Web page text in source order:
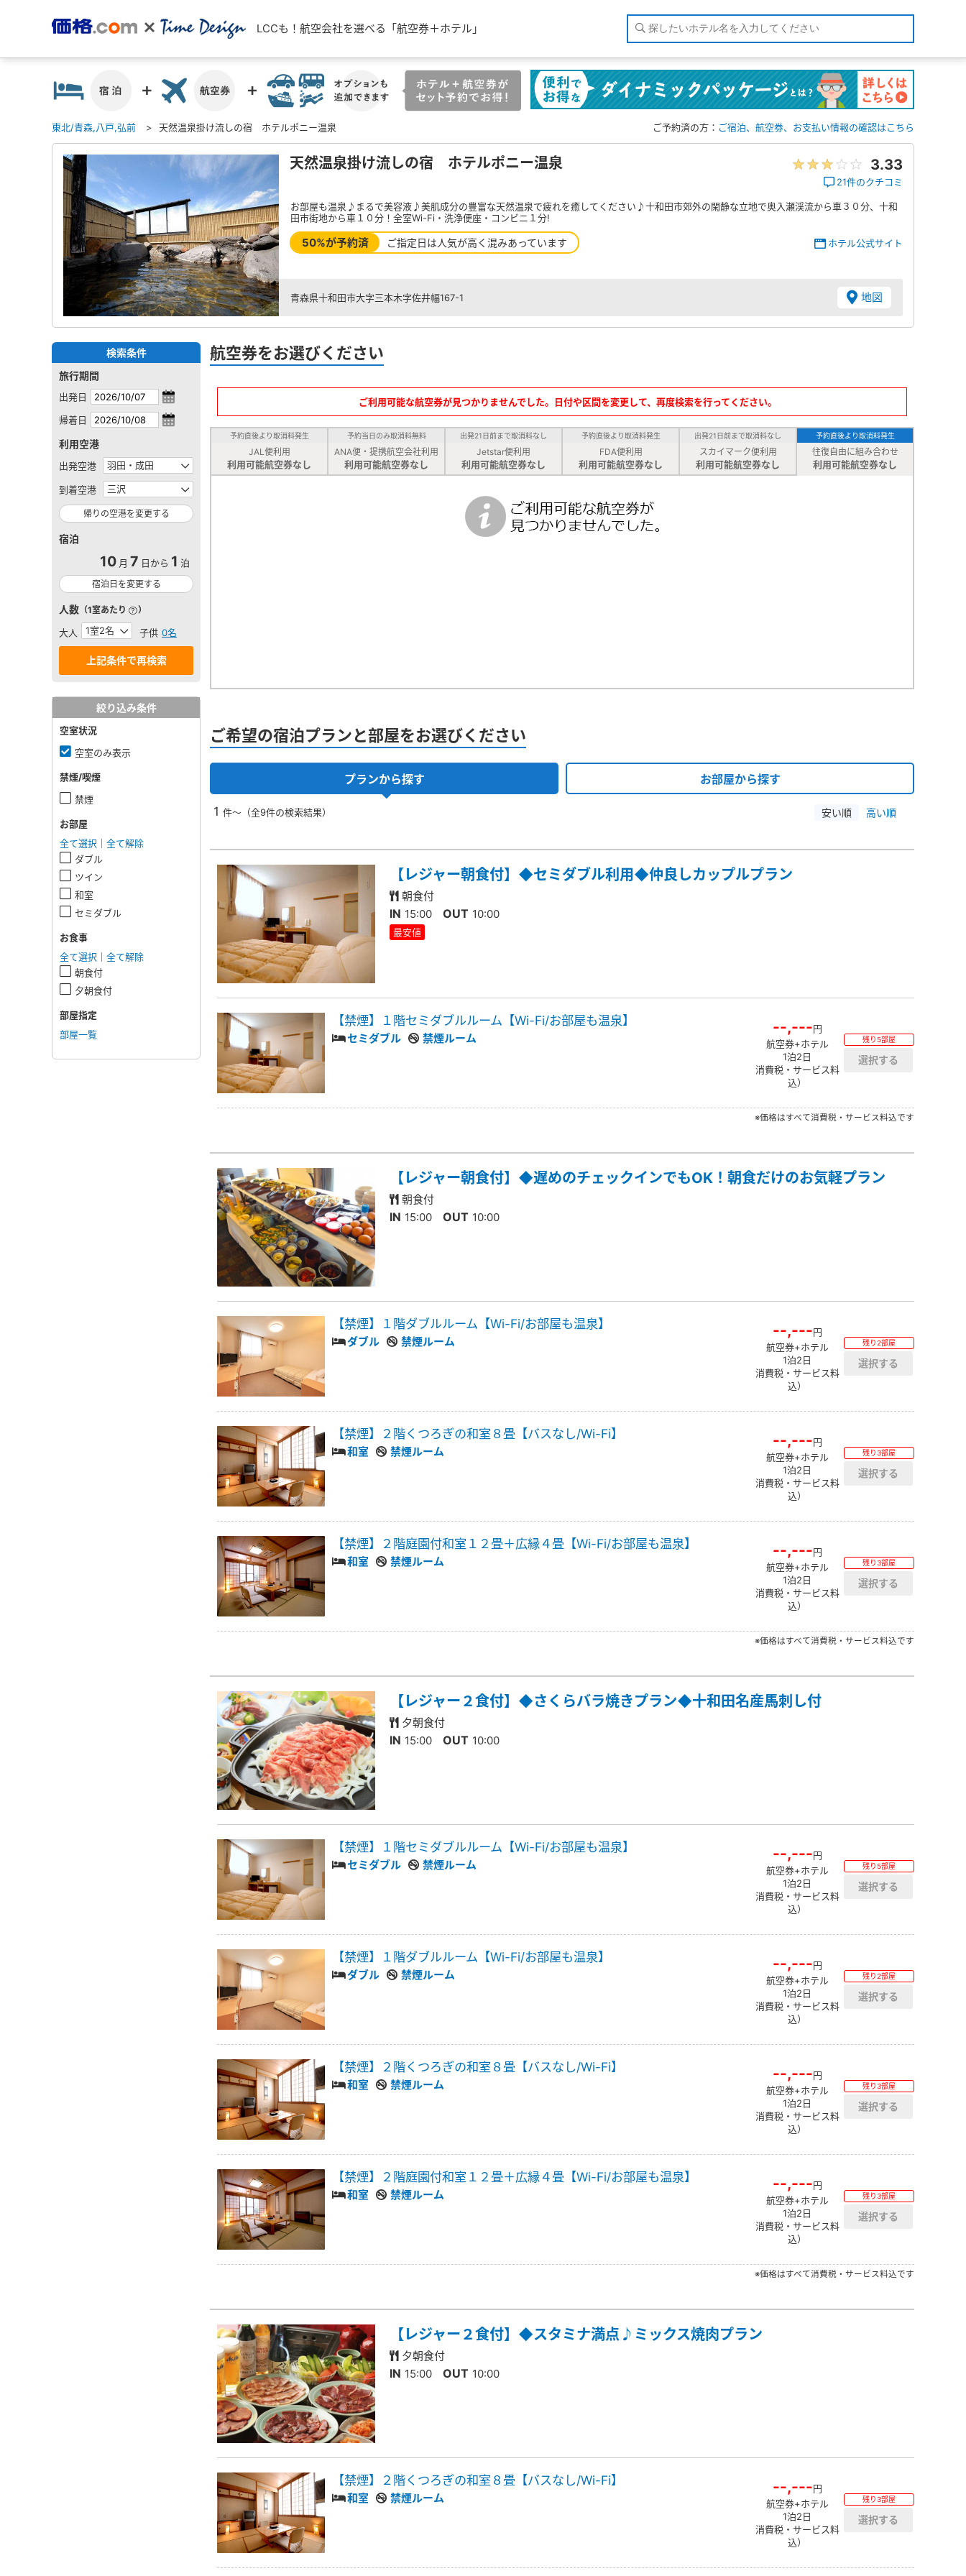
LCCも！航空会社を選べる「航空券＋ホテル」
東北/青森,八戸,弘前 天然温泉掛け流しの宿 ホテルポニー温泉 ご予約済の方： ご宿泊、航空券、お支払い情報の確認はこちら
天然温泉掛け流しの宿 ホテルポニー温泉 3.33
21件のクチコミ
お部屋も温泉♪まるで美容液♪美肌成分の豊富な天然温泉で疲れを癒してください♪十和田市郊外の閑静な立地で奥入瀬渓流から車３０分、十和
田市街地から車１０分！全室Wi-Fi・洗浄便座・コンビニ１分!
ホテル公式サイト
50%が予約済 ご指定日は人気が高く混みあっています
青森県十和田市大字三本木字佐井幅167-1 地図
検索条件
旅行期間
出発日
帰着日
利用空港
出発空港
到着空港
帰りの空港を変更する
宿泊
10 月 7 日から 1 泊
宿泊日を変更する
人数 （1室あたり ）
大人 子供 0名
絞り込み条件
空室状況
空室のみ表示
禁煙/喫煙
禁煙
お部屋
全て選択
全て解除
ダブル
ツイン
和室
セミダブル
お食事
全て選択
全て解除
朝食付
夕朝食付
部屋指定
部屋一覧
航空券をお選びください
ご利用可能な航空券が見つかりませんでした。日付や区間を変更して、再度検索を行ってください。
予約直後より取消料発生
JAL便利用
利用可能航空券なし
予約当日のみ取消料無料
ANA便・提携航空会社利用
利用可能航空券なし
出発21日前まで取消料なし
Jetstar便利用
利用可能航空券なし
予約直後より取消料発生
FDA便利用
利用可能航空券なし
出発21日前まで取消料なし
スカイマーク便利用
利用可能航空券なし
予約直後より取消料発生
往復自由に組み合わせ
利用可能航空券なし
ご希望の宿泊プランと部屋をお選びください
プランから探す お部屋から探す
1 件～（全9件の検索結果） 安い順 高い順
【レジャー朝食付】◆セミダブル利用◆仲良しカップルプラン
朝食付
IN 15:00 OUT 10:00
最安値
【禁煙】１階セミダブルルーム【Wi-Fi/お部屋も温泉】
セミダブル 禁煙ルーム
--,---円
航空券+ホテル
1泊2日
消費税・サービス料
込）
残り5部屋
※価格はすべて消費税・サービス料込です
【レジャー朝食付】◆遅めのチェックインでもOK！朝食だけのお気軽プラン
朝食付
IN 15:00 OUT 10:00
【禁煙】１階ダブルルーム【Wi-Fi/お部屋も温泉】
ダブル 禁煙ルーム
--,---円
航空券+ホテル
1泊2日
消費税・サービス料
込）
残り2部屋
【禁煙】２階くつろぎの和室８畳【バスなし/Wi-Fi】
和室 禁煙ルーム
--,---円
航空券+ホテル
1泊2日
消費税・サービス料
込）
残り3部屋
【禁煙】２階庭園付和室１２畳＋広縁４畳【Wi-Fi/お部屋も温泉】
和室 禁煙ルーム
--,---円
航空券+ホテル
1泊2日
消費税・サービス料
込）
残り3部屋
※価格はすべて消費税・サービス料込です
【レジャー２食付】◆さくらバラ焼きプラン◆十和田名産馬刺し付
夕朝食付
IN 15:00 OUT 10:00
【禁煙】１階セミダブルルーム【Wi-Fi/お部屋も温泉】
セミダブル 禁煙ルーム
--,---円
航空券+ホテル
1泊2日
消費税・サービス料
込）
残り5部屋
【禁煙】１階ダブルルーム【Wi-Fi/お部屋も温泉】
ダブル 禁煙ルーム
--,---円
航空券+ホテル
1泊2日
消費税・サービス料
込）
残り2部屋
【禁煙】２階くつろぎの和室８畳【バスなし/Wi-Fi】
和室 禁煙ルーム
--,---円
航空券+ホテル
1泊2日
消費税・サービス料
込）
残り3部屋
【禁煙】２階庭園付和室１２畳＋広縁４畳【Wi-Fi/お部屋も温泉】
和室 禁煙ルーム
--,---円
航空券+ホテル
1泊2日
消費税・サービス料
込）
残り3部屋
※価格はすべて消費税・サービス料込です
【レジャー２食付】◆スタミナ満点♪ミックス焼肉プラン
夕朝食付
IN 15:00 OUT 10:00
【禁煙】２階くつろぎの和室８畳【バスなし/Wi-Fi】
和室 禁煙ルーム
--,---円
航空券+ホテル
1泊2日
消費税・サービス料
込）
残り3部屋